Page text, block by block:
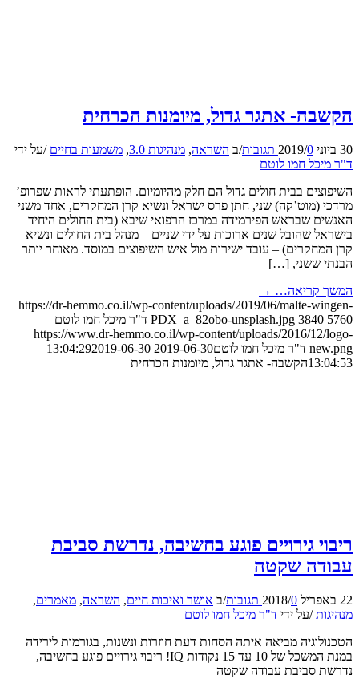
הקשבה- אתגר גדול, מיומנות הכרחית
30 ביוני 2019 /0 תגובות /ב השראה, מנהיגות 3.0 , משמעות בחיים /על ידי
ד"ר מיכל חמו לוטם
השיפוצים בבית חולים גדול הם חלק מהיומיום. הופתעתי לראות שפרופ’
מרדכי (מוט’קה) שני, חתן פרס ישראל ונשיא קרן המחקרים, אחד משני
האנשים שבראש הפירמידה במרכז הרפואי שיבא (בית החולים היחיד
בישראל שהובל שנים ארוכות על ידי שניים – מנהל בית החולים ונשיא
קרן המחקרים) – עובד ישירות מול איש השיפוצים במוסד. מאוחר יותר
הבנתי ששני, […]
המשך קריאה… →
https://dr-hemmo.co.il/wp-content/uploads/2019/06/malte-wingen-
PDX_a_82obo-unsplash.jpg 3840 5760
ד"ר מיכל חמו לוטם
https://www.dr-hemmo.co.il/wp-content/uploads/2016/12/logo-
new.png ד"ר מיכל חמו לוטם2019-06-30 13:04:29
2019-06-30
13:04:53הקשבה- אתגר גדול, מיומנות הכרחית
ריבוי גירויים פוגע בחשיבה, נדרשת סביבת
עבודה שקטה
22 באפריל 2018 /0 תגובות /ב אושר ואיכות חיים, השראה, מאמרים,
מנהיגות /על ידי ד"ר מיכל חמו לוטם
הטכנולוגיה מביאה איתה הסחות דעת חוזרות ונשנות, בגורמות לירידה
במנת המשכל של 10 עד 15 נקודות IQ! ריבוי גירויים פוגע בחשיבה,
נדרשת סביבת עבודה שקטה